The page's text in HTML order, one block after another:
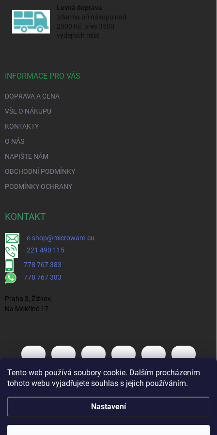
Tento web používá soubory cookie. Dalším procházením
tohoto webu vyjadřujete souhlas s jejich používáním.
Nastavení
Levná doprava
zdarma při nákupu nad
2500 Kč, přes 3500
výdejních míst
INFORMACE PRO VÁS
DOPRAVA A CENA
VŠE O NÁKUPU
KONTAKTY
O NÁS
NAPIŠTE NÁM
OBCHODNÍ PODMÍNKY
PODMÍNKY OCHRANY
KONTAKT
e-shop@microware.eu
221 490 115
778 767 383
778 767 383
Praha 3, Žižkov,
Na Mokřině 17